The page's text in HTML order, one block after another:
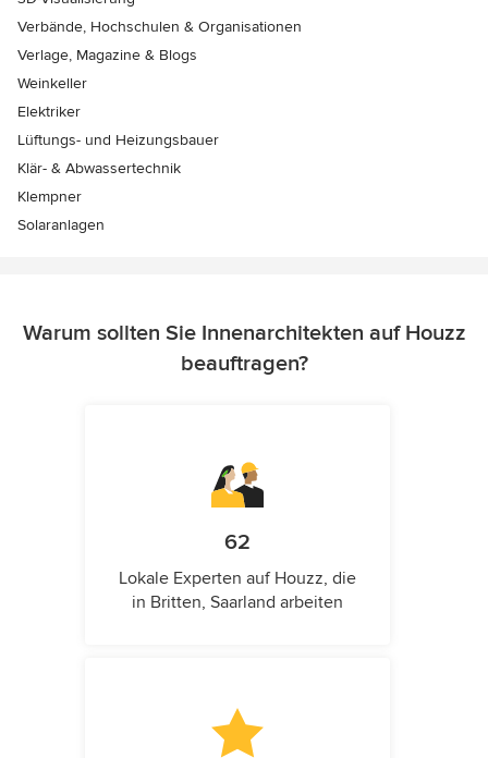
Verbände, Hochschulen & Organisationen
Verlage, Magazine & Blogs
Weinkeller
Elektriker
Lüftungs- und Heizungsbauer
Klär- & Abwassertechnik
Klempner
Solaranlagen
Warum sollten Sie Innenarchitekten auf Houzz
beauftragen?
62
Lokale Experten auf Houzz, die
in Britten, Saarland arbeiten